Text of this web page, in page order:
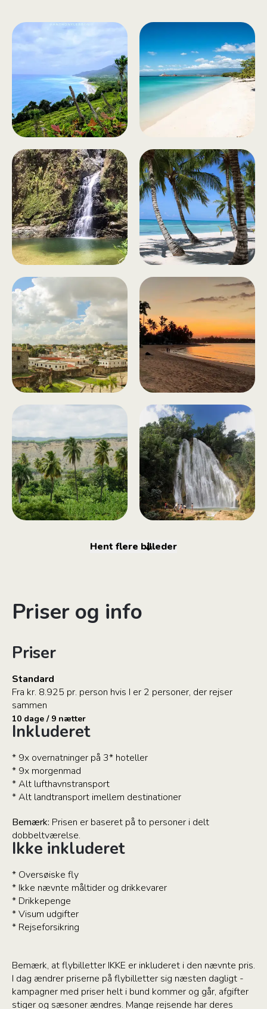
Hent flere billeder
Priser og info
Priser
Standard
Fra kr. 8.925 pr. person hvis I er 2 personer, der rejser
sammen
10 dage / 9 nætter
Inkluderet
* 9x overnatninger på 3* hoteller
* 9x morgenmad
* Alt lufthavnstransport
* Alt landtransport imellem destinationer
Bemærk: Prisen er baseret på to personer i delt
dobbeltværelse.
Ikke inkluderet
* Oversøiske fly
* Ikke nævnte måltider og drikkevarer
* Drikkepenge
* Visum udgifter
* Rejseforsikring
Bemærk, at flybilletter IKKE er inkluderet i den nævnte pris.
I dag ændrer priserne på flybilletter sig næsten dagligt -
kampagner med priser helt i bund kommer og går, afgifter
stiger og sæsoner ændres. Mange rejsende har deres